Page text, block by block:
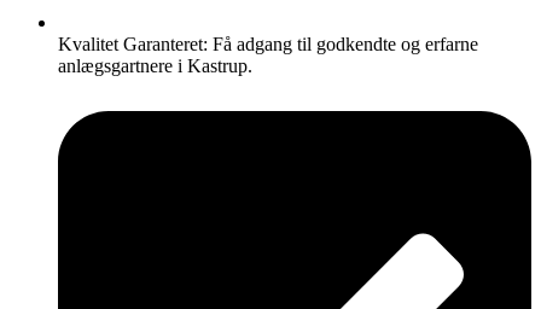
Kvalitet Garanteret: Få adgang til godkendte og erfarne
anlægsgartnere i Kastrup.